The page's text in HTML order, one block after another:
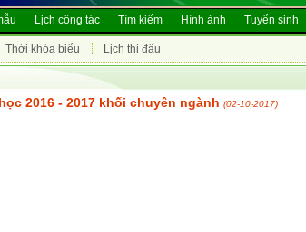
Thời khóa biểu Lịch thi đấu
Lịch công tác Tìm kiếm Hình ảnh Tuyển sinh
2016 - 2017 khối chuyên ngành (02-10-2017)